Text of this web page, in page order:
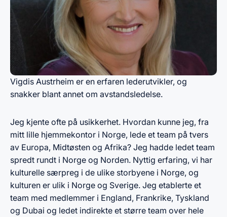
Vigdis Austrheim er en erfaren lederutvikler, og
snakker blant annet om avstandsledelse.
Jeg kjente ofte på usikkerhet. Hvordan kunne jeg, fra
mitt lille hjemmekontor i Norge, lede et team på tvers
av Europa, Midtøsten og Afrika? Jeg hadde ledet team
spredt rundt i Norge og Norden. Nyttig erfaring, vi har
kulturelle særpreg i de ulike storbyene i Norge, og
kulturen er ulik i Norge og Sverige. Jeg etablerte et
team med medlemmer i England, Frankrike, Tyskland
og Dubai og ledet indirekte et større team over hele